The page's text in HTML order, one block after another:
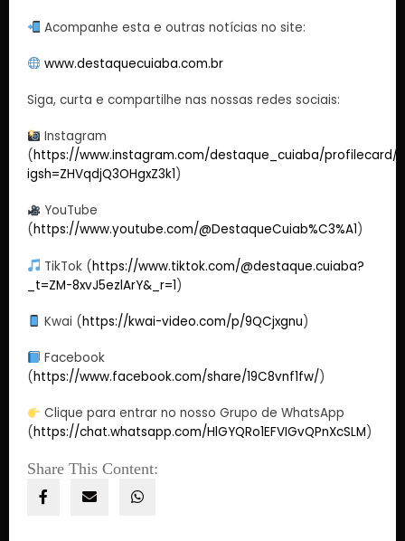
Acompanhe esta e outras notícias no site:
www.destaquecuiaba.com.br
Siga, curta e compartilhe nas nossas redes sociais:
Instagram
(https://www.instagram.com/destaque_cuiaba/profilecard/?
igsh=ZHVqdjQ3OHgxZ3k1)
YouTube
(https://www.youtube.com/@DestaqueCuiab%C3%A1)
TikTok (https://www.tiktok.com/@destaque.cuiaba?
_t=ZM-8xvJ5ezlArY&_r=1)
Kwai (https://kwai-video.com/p/9QCjxgnu)
Facebook
(https://www.facebook.com/share/19C8vnf1fw/)
Clique para entrar no nosso Grupo de WhatsApp
(https://chat.whatsapp.com/HlGYQRo1EFVIGvQPnXcSLM)
Share This Content: